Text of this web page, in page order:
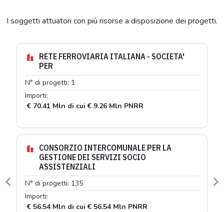
I soggetti attuatori con più risorse a disposizione dei progetti.
RETE FERROVIARIA ITALIANA - SOCIETA'
PER
N° di progetti: 1
Importi:
€ 70.41 Mln di cui € 9.26 Mln PNRR
CONSORZIO INTERCOMUNALE PER LA
GESTIONE DEI SERVIZI SOCIO
ASSISTENZIALI
N° di progetti: 135
Importi:
€ 56.54 Mln di cui € 56.54 Mln PNRR
Previous